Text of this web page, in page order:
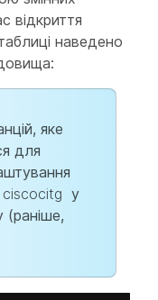
відкриття
наведено
яке
для
ciscocitg у
(раніше,